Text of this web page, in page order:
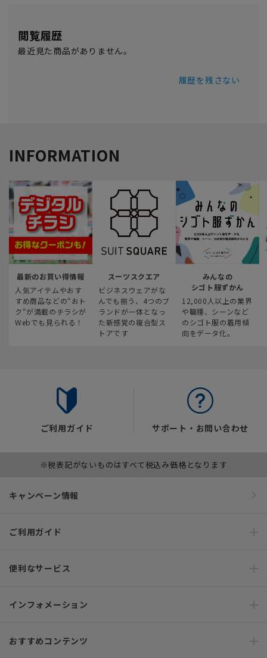
閲覧履歴
最近見た商品がありません。
履歴を残さない
INFORMATION
最新のお買い得情報
人気アイテムやおす
すめ商品などの“おト
ク“が満載のチラシが
Webでも見られる！
スーツスクエア
ビジネスウェアがな
んでも揃う、4つのブ
ランドが一体となっ
た新感覚の複合型ス
トアです
みんなの
シゴト服ずかん
12,000人以上の業界
や職種、シーンなど
のシゴト服の着用傾
向をデータ化。
ご利用ガイド サポート・お問い合わせ
※税表記がないものはすべて税込み価格となります
キャンペーン情報
ご利用ガイド
便利なサービス
インフォメーション
おすすめコンテンツ